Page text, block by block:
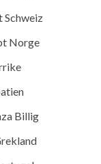
Schweiz
Norge
Billig